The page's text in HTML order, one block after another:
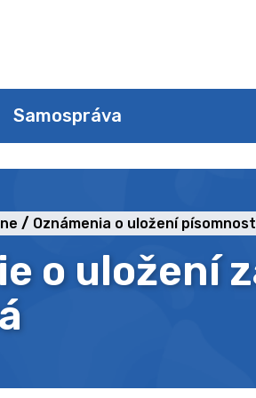
Samospráva
o uložení
Oznámenia o uložení